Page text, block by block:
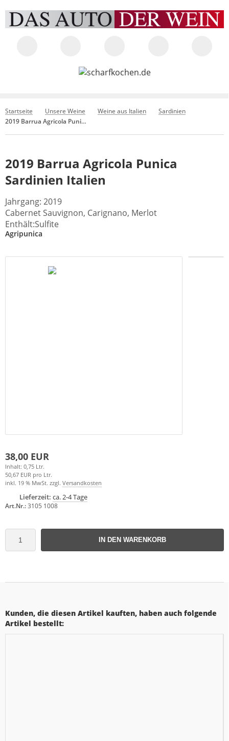
Startseite Unsere Weine Weine aus Italien
Sardinien
2019 Barrua Agricola Punica Sardinien Italien
2019 Barrua Agricola Punica
Sardinien Italien
Jahrgang: 2019
Cabernet Sauvignon, Carignano, Merlot
Enthält:Sulfite
Agripunica
38,00 EUR
Inhalt: 0,75 Ltr.
50,67 EUR pro Ltr.
inkl. 19 % MwSt. zzgl. Versandkosten
Lieferzeit: ca. 2-4 Tage
Art.Nr.:3105 1008
IN DEN WARENKORB
Kunden, die diesen Artikel kauften, haben auch folgende
Artikel bestellt: